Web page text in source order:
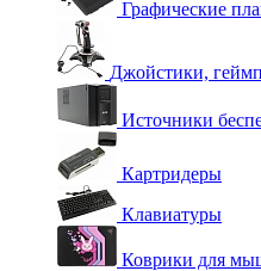
Графические
Джойстики,
Источники
Картридеры
Клавиатуры
Коврики для